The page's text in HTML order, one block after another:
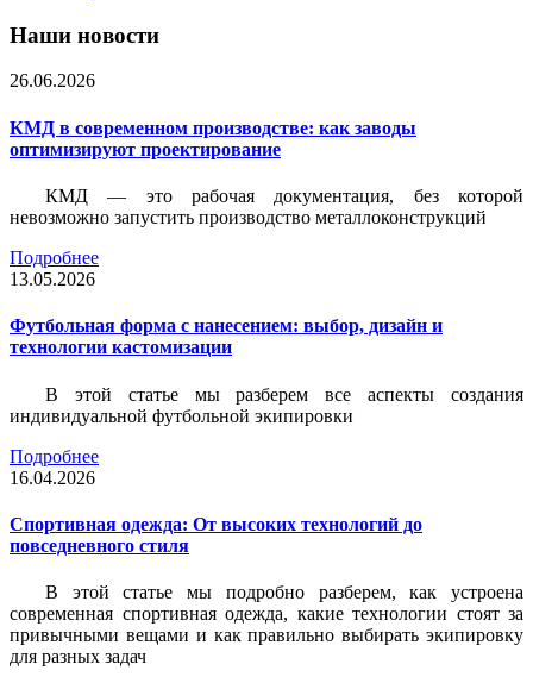
Наши новости
26.06.2026
КМД в современном производстве: как заводы
оптимизируют проектирование
КМД — это рабочая документация, без которой
невозможно запустить производство металлоконструкций
Подробнее
13.05.2026
Футбольная форма с нанесением: выбор, дизайн и
технологии кастомизации
В этой статье мы разберем все аспекты создания
индивидуальной футбольной экипировки
Подробнее
16.04.2026
Спортивная одежда: От высоких технологий до
повседневного стиля
В этой статье мы подробно разберем, как устроена
современная спортивная одежда, какие технологии стоят за
привычными вещами и как правильно выбирать экипировку
для разных задач